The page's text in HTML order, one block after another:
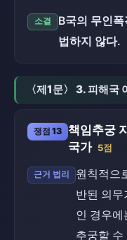
소결
B국의 무인
법하지 않다.
〈제1문〉 3. 피해국
쟁점 13 책임추궁
국가 5점
근거 법리
원칙적으
반된 의무
인 경우에
추궁할 수